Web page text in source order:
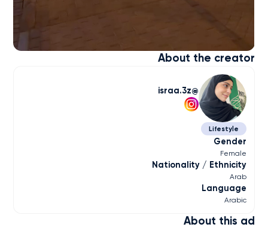
About this ad
About the creator
israa.3z
Lifestyle
Gender
Female
Nationality / Ethnicity
Arab
Language
Arabic